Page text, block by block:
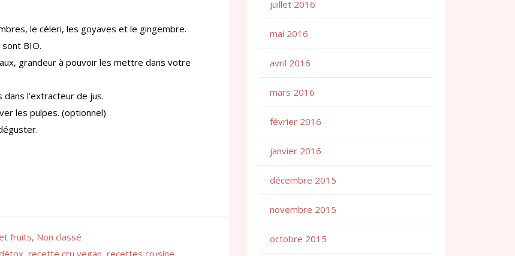
le céleri, les goyaves et le gingembre.
sont BIO.
grandeur à pouvoir les mettre dans votre
l’extracteur de jus.
les pulpes. (optionnel)
fruits, Non classé
juillet 2016
mai 2016
avril 2016
mars 2016
février 2016
janvier 2016
décembre 2015
novembre 2015
octobre 2015